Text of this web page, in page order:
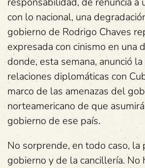
con lo nacional, una
gobierno de Rodrigo Chaves
expresada con cinismo en una
donde, esta semana, anunció
relaciones diplomáticas con
marco de las amenazas del
norteamericano de que
gobierno de ese país.
No sorprende, en todo caso, la
gobierno y de la cancillería. No